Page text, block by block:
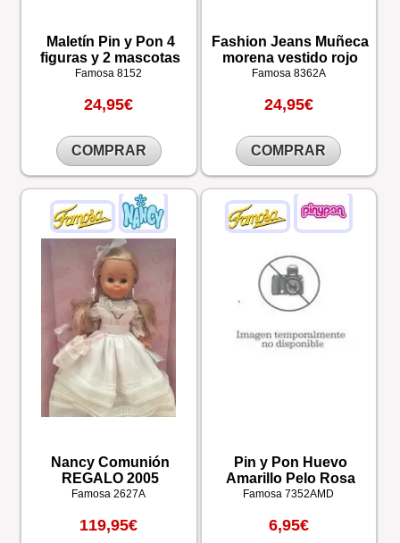
Maletín Pin y Pon 4
figuras y 2 mascotas
Famosa 8152
24,95€
COMPRAR
Fashion Jeans Muñeca
morena vestido rojo
Famosa 8362A
24,95€
COMPRAR
Nancy Comunión
REGALO 2005
Famosa 2627A
119,95€
Pin y Pon Huevo
Amarillo Pelo Rosa
Famosa 7352AMD
6,95€